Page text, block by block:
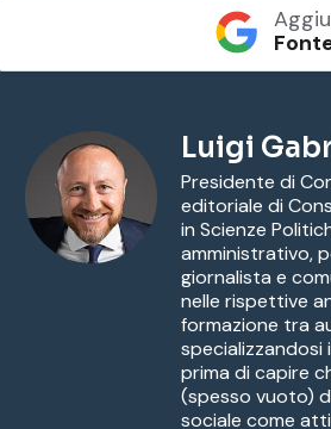
Luigi
Presidente di
editoriale di
in Scienze
amministrativo,
giornalista e
nelle rispettive
formazione tra
specializzandosi
prima di capire
(spesso vuoto)
sociale come